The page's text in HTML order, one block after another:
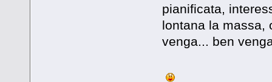
pianificata,
lontana la
venga... ben